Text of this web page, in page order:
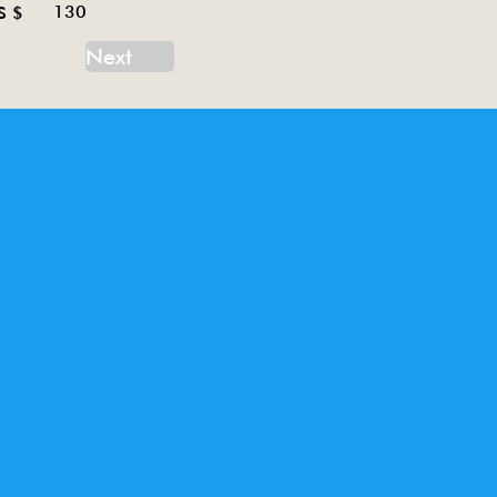
$ 130
Next
robot tin toy, tank tin toy, tractor tin toy, car
à partir de 1958 Inventaire des jouets en tole
spaciaux, espace, mini bus, bus, van, pick
050,ms
781,ms418,me842,me